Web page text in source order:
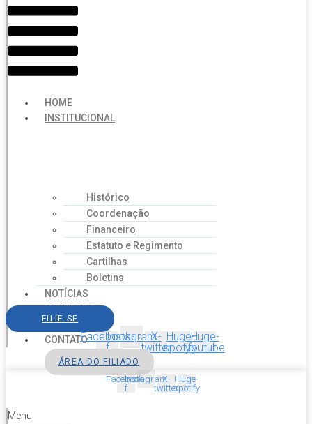
HOME
INSTITUCIONAL
Histórico
Coordenação
Financeiro
Estatuto e Regimento
Cartilhas
Boletins
NOTÍCIAS
SERVIÇOS
AGENDA
CONTATO
FILIE-SE
Facebook-
f
InstagramX-
twitter
Huge-
spotify
Huge-
youtube
ÁREA DO FILIADO
Facebook-
f
InstagramX-
twitter
Huge-
spotify
Menu